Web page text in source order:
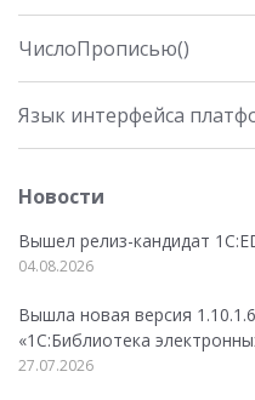
ЧислоПрописью()
Язык интерфейса
Новости
Вышел релиз-кандидат
04.08.2026
Вышла новая версия
«1С:Библиотека
27.07.2026